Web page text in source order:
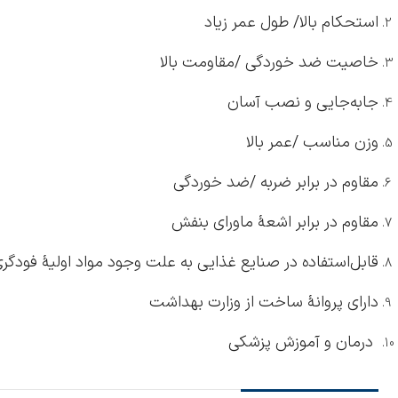
استحکام بالا/ طول عمر زیاد
خاصیت ضد خوردگی /مقاومت بالا
جابه‌جایی و نصب آسان
وزن مناسب /عمر بالا
مقاوم در برابر ضربه /ضد خوردگی
مقاوم در برابر اشعۀ ماورای بنفش
قابل‌استفاده در صنایع غذایی به علت وجود مواد اولیۀ
دارای پروانۀ ساخت از وزارت بهداشت
درمان و آموزش پزشکی